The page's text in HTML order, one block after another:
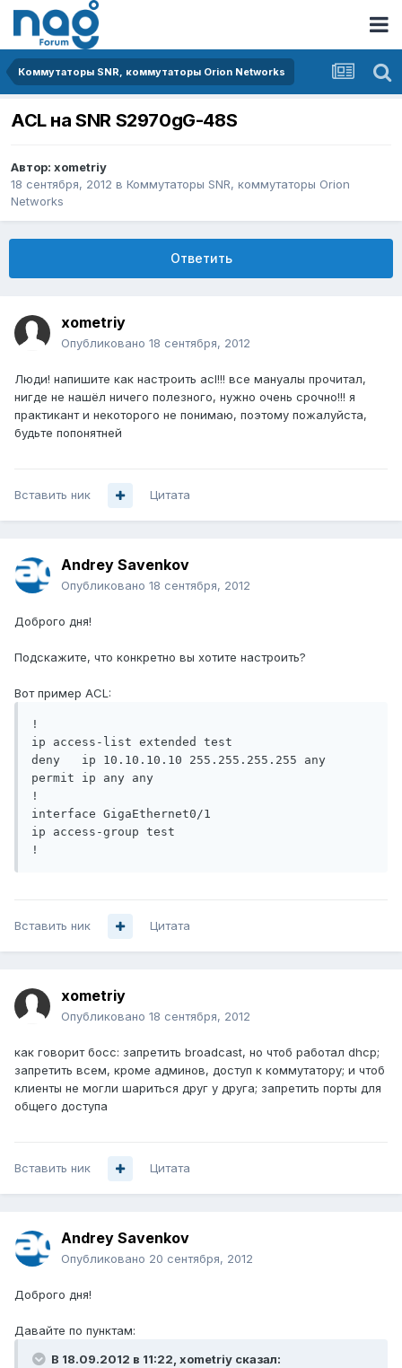
Коммутаторы SNR, коммутаторы Orion Networks
ACL на SNR S2970gG-48S
Автор: xometriy
18 сентября, 2012 в Коммутаторы SNR, коммутаторы Orion
Networks
Ответить
xometriy
Опубликовано 18 сентября, 2012
Люди! напишите как настроить acl!!! все мануалы прочитал,
нигде не нашёл ничего полезного, нужно очень срочно!!! я
практикант и некоторого не понимаю, поэтому пожалуйста,
будьте попонятней
Вставить ник Цитата
Andrey Savenkov
Опубликовано 18 сентября, 2012
Доброго дня!
Подскажите, что конкретно вы хотите настроить?
Вот пример ACL:
!
ip access-list extended test
deny   ip 10.10.10.10 255.255.255.255 any
permit ip any any
!
interface GigaEthernet0/1
ip access-group test
Вставить ник Цитата
xometriy
Опубликовано 18 сентября, 2012
как говорит босс: запретить broadcast, но чтоб работал dhcp;
запретить всем, кроме админов, доступ к коммутатору; и чтоб
клиенты не могли шариться друг у друга; запретить порты для
общего доступа
Вставить ник Цитата
Andrey Savenkov
Опубликовано 20 сентября, 2012
Доброго дня!
Давайте по пунктам:
В 18.09.2012 в 11:22, xometriy сказал: